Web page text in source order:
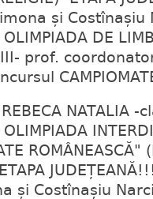
și Costînașiu
DE
prof.
NATALIA -
ROMÂNEASCĂ"
și Costînașiu